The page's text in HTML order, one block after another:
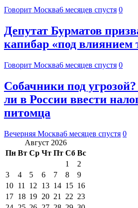
Говорит Москва6 месяцев спустя 0
Депутат Бурматов
капибар «под влиянием
Говорит Москва6 месяцев спустя 0
Собачники под
ли в России ввести
питомца
Вечерняя Москва6 месяцев спустя 0
Август 2026
Пн Вт Ср Чт Пт Сб Вс
1
2
3
4 5 6 7 8
9
10 11 12 13 14 15 16
17 18 19 20 21 22 23